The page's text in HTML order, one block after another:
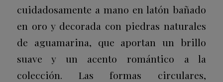
cuidadosamente a mano en latón bañado
en oro y decorada con piedras naturales
de aguamarina, que aportan un brillo
suave y un acento romántico a la
colección. Las formas circulares,